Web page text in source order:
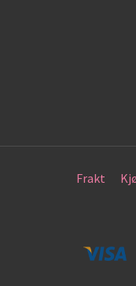
Frakt